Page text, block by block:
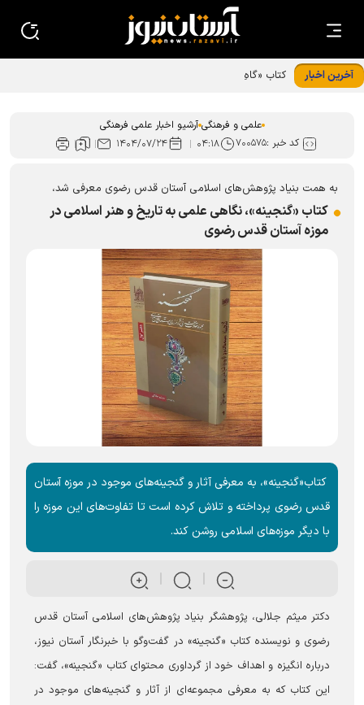
آخرین اخبار کتاب «گاهِ گم‌شدگان» رونمایی شد
علمی و فرهنگی آرشیو اخبار علمی فرهنگی
کد خبر :۷۰۰۵۷۵ ۰۴:۱۸ ۱۴۰۴/۰۷/۲۴
به همت بنیاد پژوهش‌های اسلامی آستان قدس رضوی معرفی شد،
کتاب «گنجینه»، نگاهی علمی به تاریخ و هنر اسلامی در
موزه آستان قدس رضوی
کتاب«گنجینه»، به معرفی آثار و گنجینه‌های موجود در موزه آستان
قدس رضوی پرداخته و تلاش کرده است تا تفاوت‌های این موزه را
با دیگر موزه‌های اسلامی روشن کند.
دکتر میثم جلالی، پژوهشگر بنیاد پژوهش‌های اسلامی آستان قدس
رضوی و نویسنده کتاب «گنجینه» در گفت‌وگو با خبرنگار آستان نیوز،
درباره انگیزه و اهداف خود از گرداوری محتوای کتاب «گنجینه»، گفت:
این کتاب که به معرفی مجموعه‌ای از آثار و گنجینه‌های موجود در